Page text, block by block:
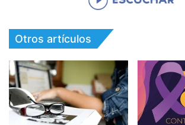
Otros artículos